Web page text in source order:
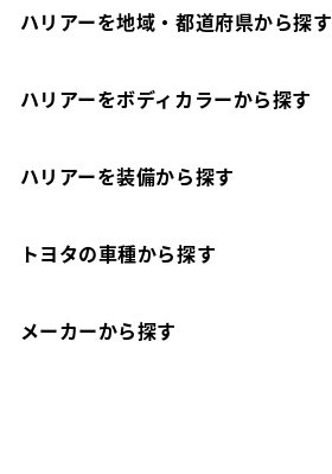
ハリアーを地域・都道府県から探す
ハリアーをボディカラーから探す
ハリアーを装備から探す
トヨタの車種から探す
メーカーから探す